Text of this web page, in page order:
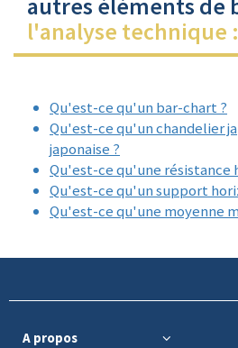
l'analyse technique :
Qu'est-ce qu'un bar-chart ?
Qu'est-ce qu'un chandelier
japonaise ?
Qu'est-ce qu'une résistance
Qu'est-ce qu'un support
Qu'est-ce qu'une moyenne
A propos